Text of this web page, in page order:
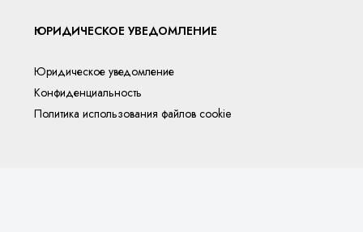
ЮРИДИЧЕСКОЕ УВЕДОМЛЕНИЕ
Юридическое уведомление
Конфиденциальность
Политика использования файлов cookie